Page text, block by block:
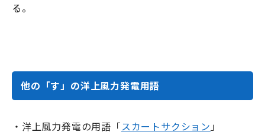
る。
他の「す」の洋上風力発電用語
・洋上風力発電の用語「スカートサクション」